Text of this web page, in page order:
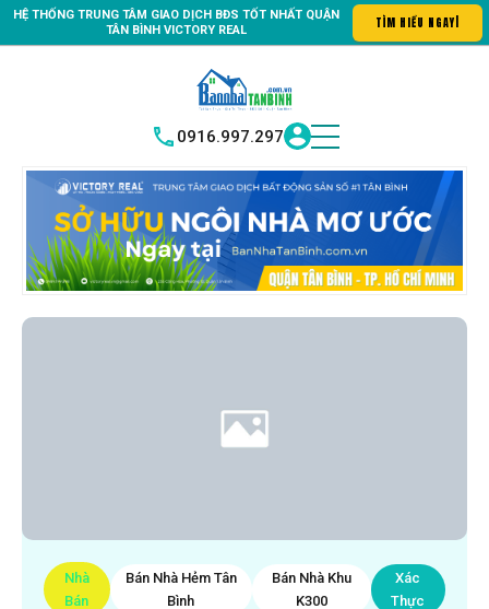
Tân Bình "Nơi bạn tìm kiếm bất động sản hoàn hảo, là nơi bạn
0916.997.297
Nhà
Bán
Bán Nhà Hẻm Tân
Bình
Bán Nhà Khu
K300
Xác
Thực
HỆ THỐNG TRUNG TÂM GIAO DỊCH BĐS TỐT NHẤT QUẬN
TÂN BÌNHVICTORY REAL TÌM HIỂU NG|